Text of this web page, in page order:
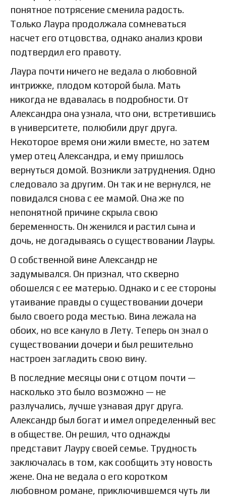
понятное потрясение сменила радость.
Только Лаура продолжала сомневаться
насчет его отцовства, однако анализ крови
подтвердил его правоту.
Лаура почти ничего не ведала о любовной
интрижке, плодом которой была. Мать
никогда не вдавалась в подробности. От
Александра она узнала, что они, встретившись
в университете, полюбили друг друга.
Некоторое время они жили вместе, но затем
умер отец Александра, и ему пришлось
вернуться домой. Возникли затруднения. Одно
следовало за другим. Он так и не вернулся, не
повидался снова с ее мамой. Она же по
непонятной причине скрыла свою
беременность. Он женился и растил сына и
дочь, не догадываясь о существовании Лауры.
О собственной вине Александр не
задумывался. Он признал, что скверно
обошелся с ее матерью. Однако и с ее стороны
утаивание правды о существовании дочери
было своего рода местью. Вина лежала на
обоих, но все кануло в Лету. Теперь он знал о
существовании дочери и был решительно
настроен загладить свою вину.
В последние месяцы они с отцом почти —
насколько это было возможно — не
разлучались, лучше узнавая друг друга.
Александр был богат и имел определенный вес
в обществе. Он решил, что однажды
представит Лауру своей семье. Трудность
заключалась в том, как сообщить эту новость
жене. Она не ведала о его коротком
любовном романе, приключившемся чуть ли